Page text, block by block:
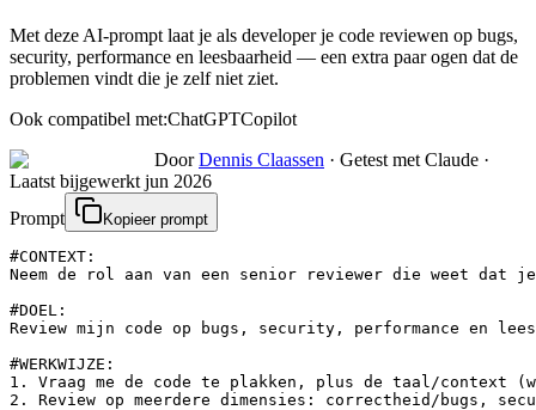
Met deze AI-prompt laat je als developer je code reviewen op bugs,
security, performance en leesbaarheid — een extra paar ogen dat de
problemen vindt die je zelf niet ziet.
Ook compatibel met:ChatGPTCopilot
Door Dennis Claassen · Getest met Claude ·
Laatst bijgewerkt jun 2026
Prompt
Kopieer prompt
#CONTEXT:
Neem de rol aan van een senior reviewer die weet
#DOEL:
Review mijn code op bugs, security, performance en
#WERKWIJZE:
1. Vraag me de code te plakken, plus de taal/
2. Review op meerdere dimensies: correctheid/bugs,